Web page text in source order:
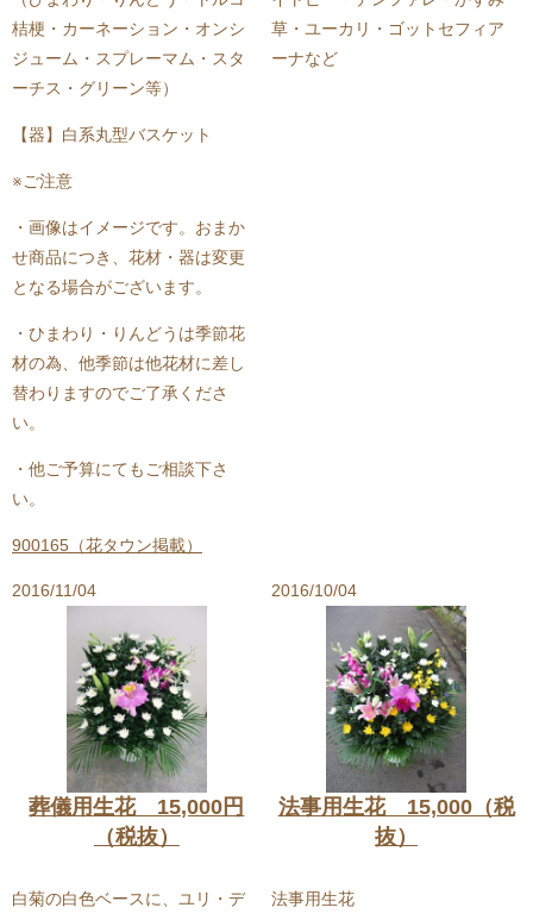
桔梗・カーネーション・オンシ
ジューム・スプレーマム・スタ
ーチス・グリーン等）
【器】白系丸型バスケット
※ご注意
・画像はイメージです。おまか
せ商品につき、花材・器は変更
となる場合がございます。
・ひまわり・りんどうは季節花
材の為、他季節は他花材に差し
替わりますのでご了承くださ
い。
・他ご予算にてもご相談下さ
い。
900165 （花タウン掲載）
草・ユーカリ・ゴットセフィア
ーナなど
2016/11/04
葬儀用生花 15,000円
（税抜）
白菊の白色ベースに、ユリ・デ
2016/10/04
法事用生花 15,000（税
抜）
法事用生花